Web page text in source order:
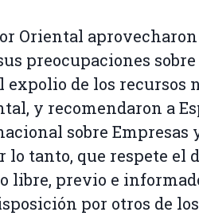
Oriental
preocupaciones
expolio de los recursos
y recomendaron a
sobre Empresas
lo tanto, que respete el
libre, previo e
por otros de